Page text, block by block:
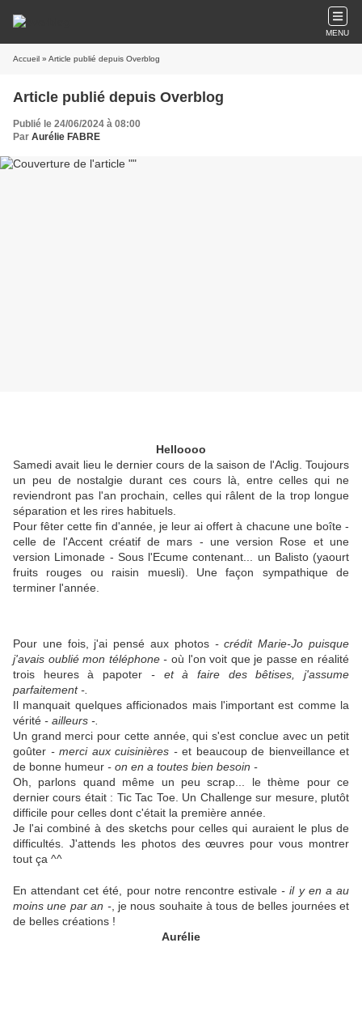
MENU
Accueil » Article publié depuis Overblog
Article publié depuis Overblog
Publié le 24/06/2024 à 08:00
Par Aurélie FABRE
Helloooo
Samedi avait lieu le dernier cours de la saison de l'Aclig. Toujours
un peu de nostalgie durant ces cours là, entre celles qui ne
reviendront pas l'an prochain, celles qui râlent de la trop longue
séparation et les rires habituels.
Pour fêter cette fin d'année, je leur ai offert à chacune une boîte -
celle de l'Accent créatif de mars - une version Rose et une
version Limonade - Sous l'Ecume contenant... un Balisto (yaourt
fruits rouges ou raisin muesli). Une façon sympathique de
terminer l'année.
Pour une fois, j'ai pensé aux photos - crédit Marie-Jo puisque
j'avais oublié mon téléphone - où l'on voit que je passe en réalité
trois heures à papoter - et à faire des bêtises, j'assume
parfaitement -.
Il manquait quelques afficionados mais l'important est comme la
vérité - ailleurs -.
Un grand merci pour cette année, qui s'est conclue avec un petit
goûter - merci aux cuisinières - et beaucoup de bienveillance et
de bonne humeur - on en a toutes bien besoin -
Oh, parlons quand même un peu scrap... le thème pour ce
dernier cours était : Tic Tac Toe. Un Challenge sur mesure, plutôt
difficile pour celles dont c'était la première année.
Je l'ai combiné à des sketchs pour celles qui auraient le plus de
difficultés. J'attends les photos des œuvres pour vous montrer
tout ça ^^
En attendant cet été, pour notre rencontre estivale- il y en a au
moins une par an -, je nous souhaite à tous de belles journées et
de belles créations !
Aurélie